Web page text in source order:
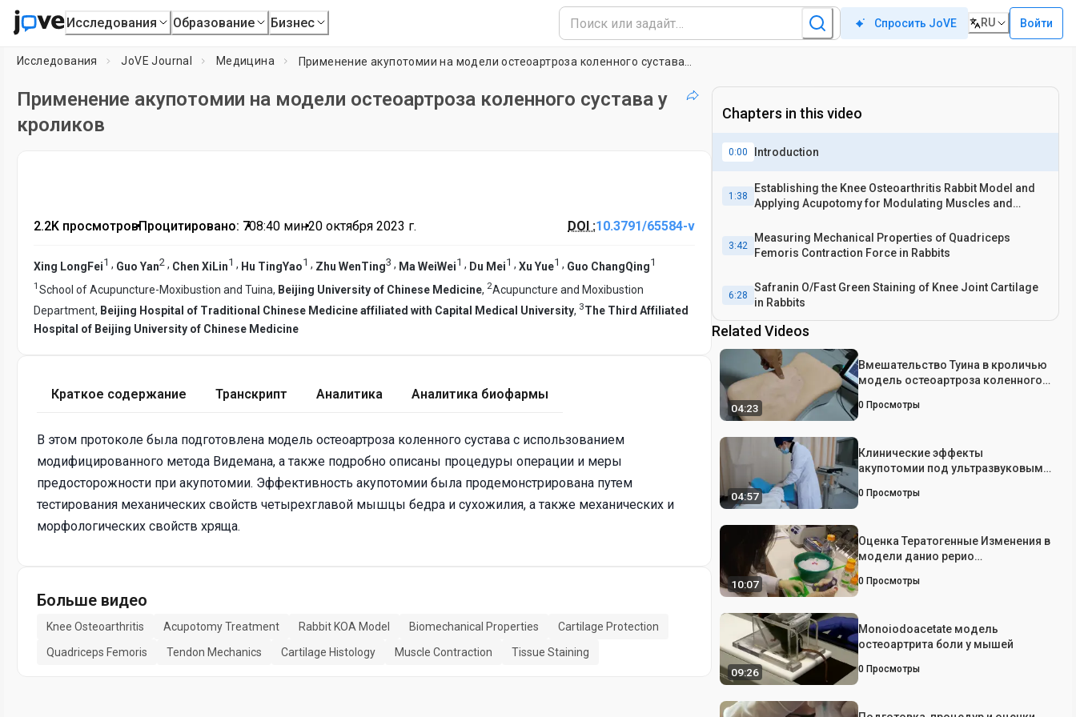
Исследования Образование Бизнес Спросить JoVE RU Войти
Исследования JoVE Journal Медицина
Применение акупотомии на модели остеоартроза коленного сустава у
кроликов
2.2K просмотров•Процитировано: 7•08:40 мин•20 октября 2023 г. DOI :10.3791/65584-v
Xing LongFei1 , Guo Yan2 , Chen XiLin1 , Hu TingYao1 , Zhu WenTing3 , Ma WeiWei1 , Du Mei1 , Xu Yue1 , Guo ChangQing1
1 School of Acupuncture-Moxibustion and Tuina, Beijing University of Chinese Medicine, 2Acupuncture and Moxibustion
Department, Beijing Hospital of Traditional Chinese Medicine affiliated with Capital Medical University, 3The Third Affiliated
Hospital of Beijing University of Chinese Medicine
Краткое содержание Транскрипт Аналитика Аналитика биофармы
В этом протоколе была подготовлена модель остеоартроза коленного сустава с использованием
модифицированного метода Видемана, а также подробно описаны процедуры операции и меры
предосторожности при акупотомии. Эффективность акупотомии была продемонстрирована путем
тестирования механических свойств четырехглавой мышцы бедра и сухожилия, а также механических и
морфологических свойств хряща.
Больше видео
Knee Osteoarthritis Acupotomy Treatment Rabbit KOA Model Biomechanical Properties
Cartilage Protection
Quadriceps Femoris
Tendon Mechanics Cartilage Histology Muscle Contraction Tissue Staining
Chapters in this video
0:00 Introduction
1:38
Establishing the Knee Osteoarthritis Rabbit Model and
Applying Acupotomy for Modulating Muscles and
3:42
Measuring Mechanical Properties of Quadriceps
Femoris Contraction Force in Rabbits
6:28
Safranin O/Fast Green Staining of Knee Joint Cartilage
in Rabbits
Related Videos
04:23
Вмешательство Туина в кроличью
модель остеоартроза коленного
0 Просмотры
04:57
Клинические эффекты
акупотомии под ультразвуковым
остеоартроза коленного сустава
0 Просмотры
10:07
Оценка Тератогенные Изменения в
модели данио рерио
алкоголь
0 Просмотры
09:26
Monoiodoacetate модель
остеоартрита боли у мышей
0 Просмотры